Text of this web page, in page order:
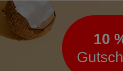
Newsletter
10